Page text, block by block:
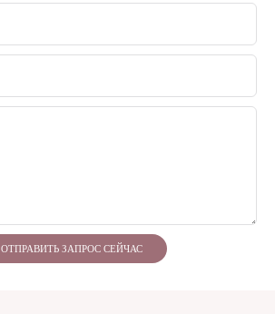
ОТПРАВИТЬ ЗАПРОС СЕЙЧАС